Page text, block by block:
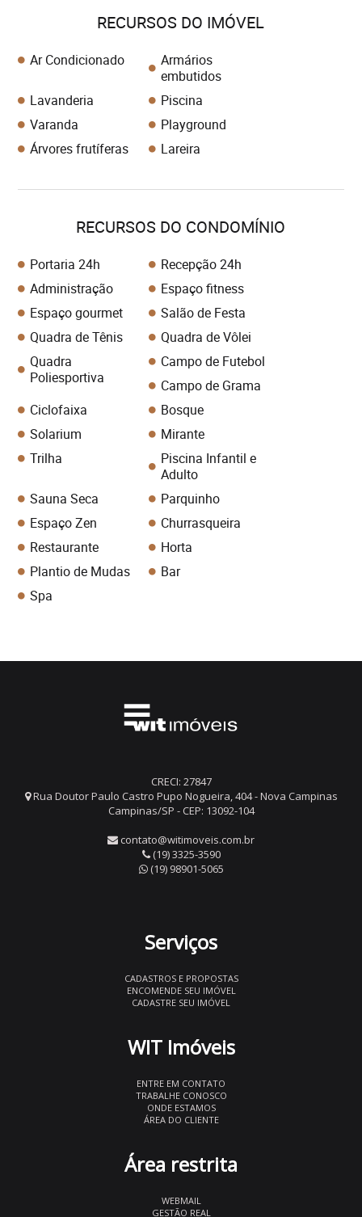
RECURSOS DO IMÓVEL
Ar Condicionado
Armários
embutidos
Lavanderia
Piscina
Varanda
Playground
Árvores frutíferas
Lareira
RECURSOS DO CONDOMÍNIO
Portaria 24h
Recepção 24h
Administração
Espaço fitness
Espaço gourmet
Salão de Festa
Quadra de Tênis
Quadra de Vôlei
Quadra
Poliesportiva
Campo de Futebol
Campo de Grama
Ciclofaixa
Bosque
Solarium
Mirante
Trilha
Piscina Infantil e
Adulto
Sauna Seca
Parquinho
Espaço Zen
Churrasqueira
Restaurante
Horta
Plantio de Mudas
Bar
Spa
CRECI: 27847
Rua Doutor Paulo Castro Pupo Nogueira, 404 - Nova Campinas
Campinas/SP - CEP: 13092-104
contato@witimoveis.com.br
(19) 3325-3590
(19) 98901-5065
Serviços
CADASTROS E PROPOSTAS
ENCOMENDE SEU IMÓVEL
CADASTRE SEU IMÓVEL
WIT Imóveis
ENTRE EM CONTATO
TRABALHE CONOSCO
ONDE ESTAMOS
ÁREA DO CLIENTE
Área restrita
WEBMAIL
GESTÃO REAL